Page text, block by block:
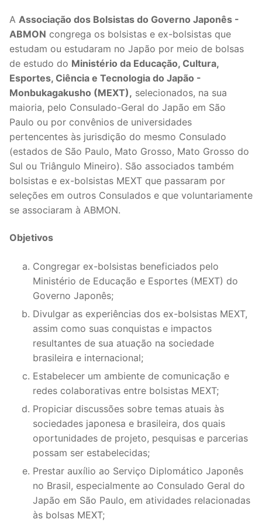
A Associação dos Bolsistas do Governo Japonês -
ABMON congrega os bolsistas e ex-bolsistas que
estudam ou estudaram no Japão por meio de bolsas
de estudo do Ministério da Educação, Cultura,
Esportes, Ciência e Tecnologia do Japão -
Monbukagakusho (MEXT), selecionados, na sua
maioria, pelo Consulado-Geral do Japão em São
Paulo ou por convênios de universidades
pertencentes às jurisdição do mesmo Consulado
(estados de São Paulo, Mato Grosso, Mato Grosso do
Sul ou Triângulo Mineiro). São associados também
bolsistas e ex-bolsistas MEXT que passaram por
seleções em outros Consulados e que voluntariamente
se associaram à ABMON.
Objetivos
Congregar ex-bolsistas beneficiados pelo
Ministério de Educação e Esportes (MEXT) do
Governo Japonês;
Divulgar as experiências dos ex-bolsistas MEXT,
assim como suas conquistas e impactos
resultantes de sua atuação na sociedade
brasileira e internacional;
Estabelecer um ambiente de comunicação e
redes colaborativas entre bolsistas MEXT;
Propiciar discussões sobre temas atuais às
sociedades japonesa e brasileira, dos quais
oportunidades de projeto, pesquisas e parcerias
possam ser estabelecidas;
Prestar auxílio ao Serviço Diplomático Japonês
no Brasil, especialmente ao Consulado Geral do
Japão em São Paulo, em atividades relacionadas
às bolsas MEXT;